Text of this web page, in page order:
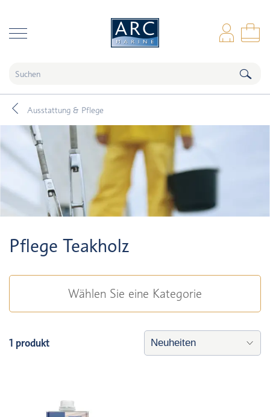
Ausstattung & Pflege
Pflege Teakholz
Wählen Sie eine Kategorie
1 produkt